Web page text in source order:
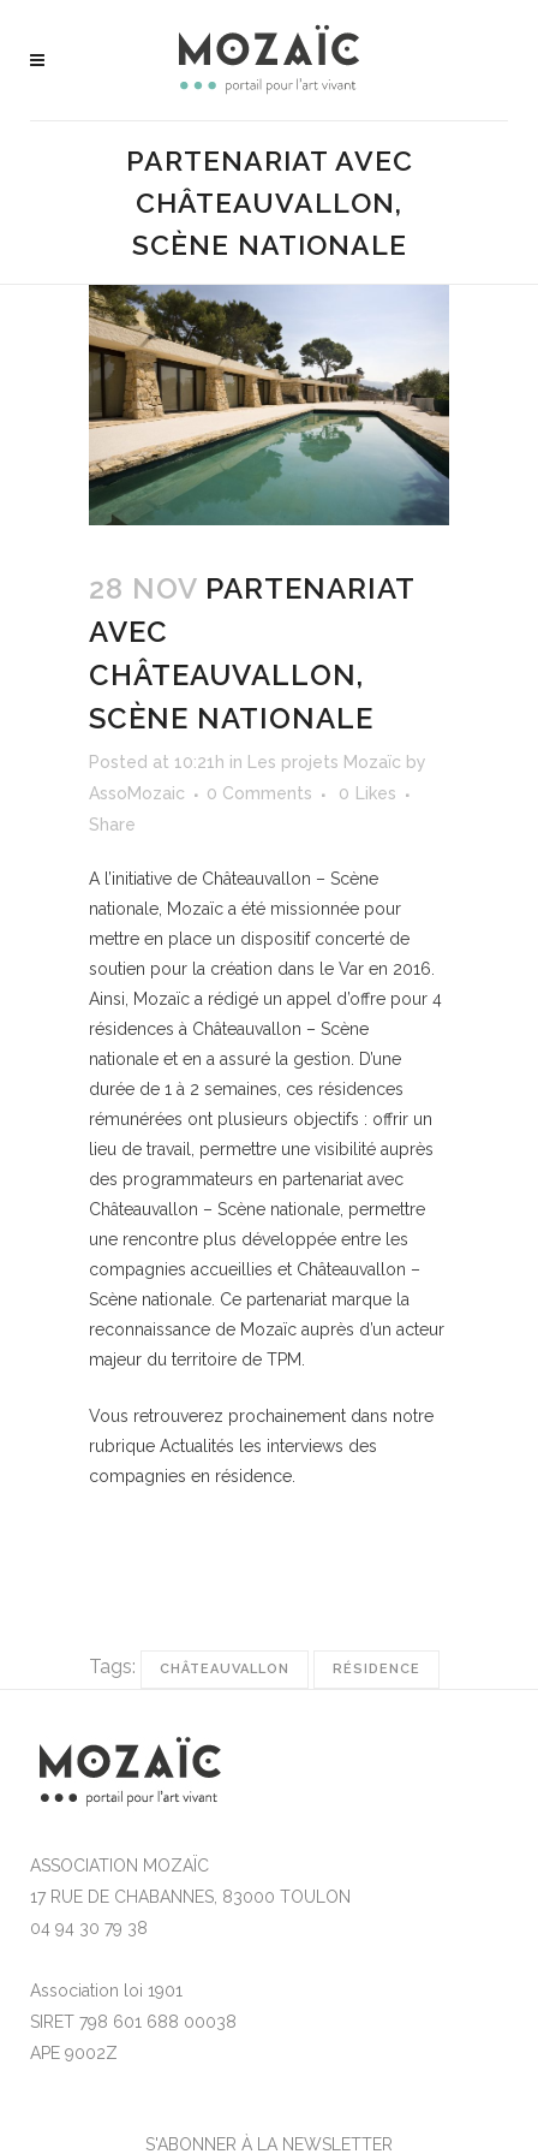
PARTENARIAT AVEC
CHÂTEAUVALLON,
SCÈNE NATIONALE
28 NOV PARTENARIAT
AVEC
CHÂTEAUVALLON,
SCÈNE NATIONALE
Posted at 10:21h in Les projets Mozaïc by
AssoMozaic
0 Comments 0
Likes
Share
A l’initiative de Châteauvallon – Scène
nationale, Mozaïc a été missionnée pour
mettre en place un dispositif concerté de
soutien pour la création dans le Var en 2016.
Ainsi, Mozaïc a rédigé un appel d’offre pour 4
résidences à Châteauvallon – Scène
nationale et en a assuré la gestion. D’une
durée de 1 à 2 semaines, ces résidences
rémunérées ont plusieurs objectifs : offrir un
lieu de travail, permettre une visibilité auprès
des programmateurs en partenariat avec
Châteauvallon – Scène nationale, permettre
une rencontre plus développée entre les
compagnies accueillies et Châteauvallon –
Scène nationale. Ce partenariat marque la
reconnaissance de Mozaïc auprès d’un acteur
majeur du territoire de TPM.
Vous retrouverez prochainement dans notre
rubrique Actualités les interviews des
compagnies en résidence.
Tags: CHÂTEAUVALLON RÉSIDENCE
ASSOCIATION MOZAÏC
17 RUE DE CHABANNES, 83000 TOULON
04 94 30 79 38
Association loi 1901
SIRET 798 601 688 00038
APE 9002Z
S'ABONNER À LA NEWSLETTER